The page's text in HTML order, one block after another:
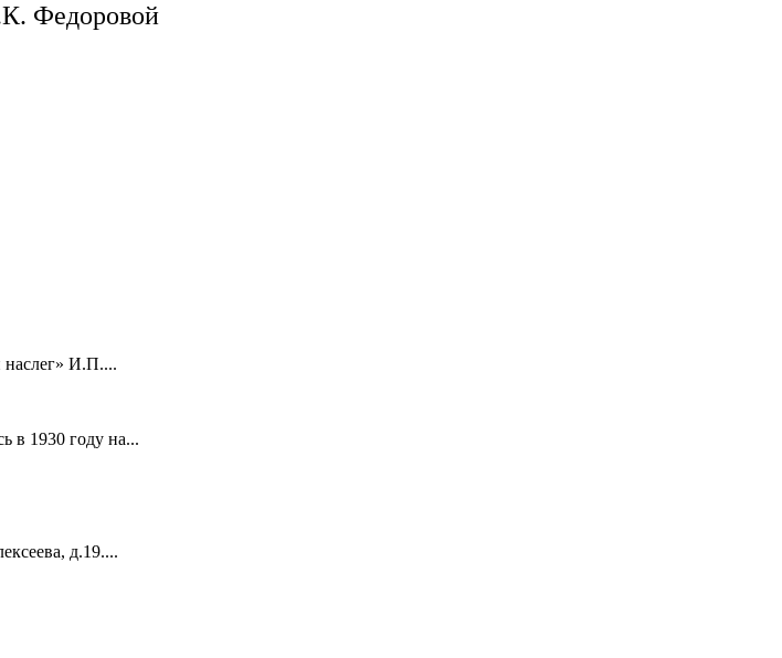
Федоровой
наслег» И.П....
в 1930 году на...
д.19....